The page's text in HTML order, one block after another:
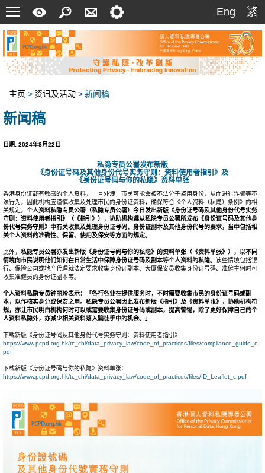
菜
单
速
指
南
索
络
我
定
Eng
繁
繁
主页 >资讯及活动 >新闻稿
新闻稿
日期: 2024年8月22日
私隐专员公署发布新版
《身份证号码及其他身份代号实务守则：资料使用者指引》及
《身份证号码与你的私隐》资料单张
香港身份证载有敏感的个人资料，一旦外洩，巿民可能会被不法分子盗用身份，从而进行诈骗等不
法行为，因此机构应谨慎收集及处理巿民的身份证资料，确保符合《个人资料（私隐）条例》的相
关规定。 个人资料私隐专员公署（私隐专员公署）今日发出新版《身份证号码及其他身份代号实务
守则：资料使用者指引》（《指引》），协助机构遵从私隐专员公署所发布《身份证号码及其他身
份代号实务守则》中有关收集及处理身份证号码、身份证副本及其他身份代号的要求，当中包括相
关个人资料的准确性、保留、使用及保安等方面的规定。
此外， 私隐专员公署亦发出新版《身份证号码与你的私隐》的资料单张（《资料单张》），以不同
情境向巿民说明他们如何在日常生活中保障身份证号码及副本等个人资料的私隐。 该些情境包括银
行、保险公司或地产代理就法定要求收集身份证副本、大厦保安员收集身份证号码、准僱主何时可
收集准僱员的身份证副本等。
个人资料私隐专员钟丽玲表示：「各行各业在提供服务时，不时需要收集市民的身份证号码或副
本，以作核实身分或保安之用。私隐专员公署因此发布新版《指引》及《资料单张》，协助机构符
规，亦让市民明白机构何时可以或需要收集身份证号码或副本，提高警惕，除了更好保障自己的个
人资料私隐外，亦减少相关资料落入骗徒手中的机会。」
下载新版《身份证号码及其他身份代号实务守则：资料使用者指引》：
https://www.pcpd.org.hk/tc_chi/data_privacy_law/code_of_practices/files/compliance_guide_c.
pdf
下载新版《身份证号码与你的私隐》资料单张：
https://www.pcpd.org.hk/tc_chi/data_privacy_law/code_of_practices/files/ID_Leaflet_c.pdf